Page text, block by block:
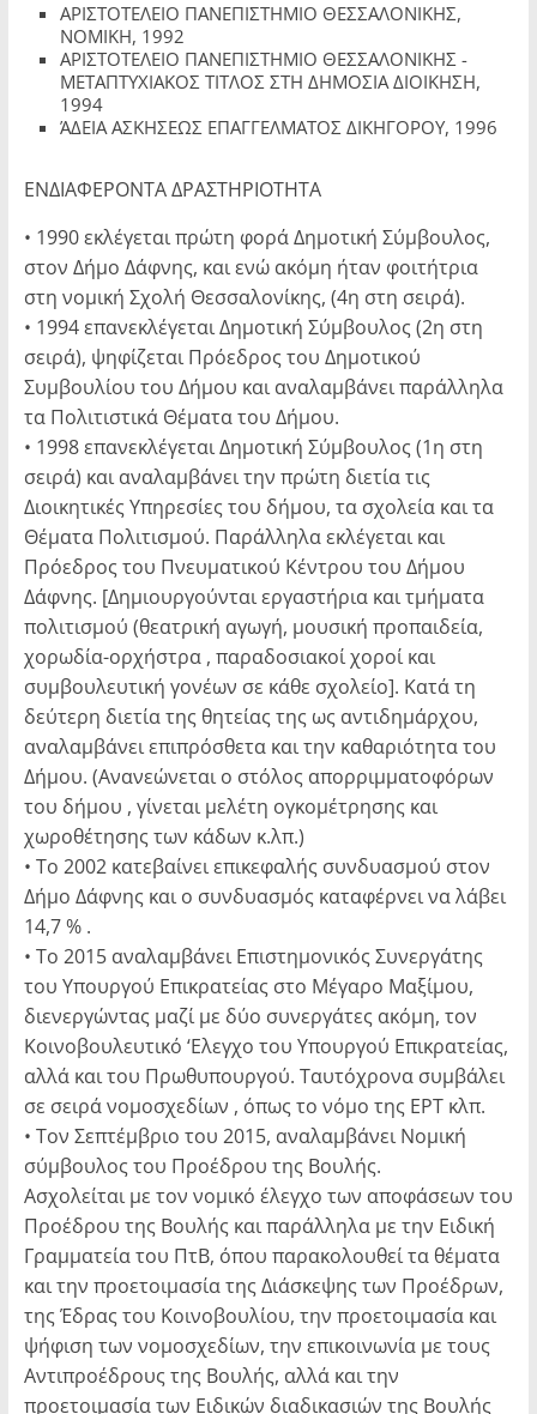
ΑΡΙΣΤΟΤΕΛΕΙΟ ΠΑΝΕΠΙΣΤΗΜΙΟ ΘΕΣΣΑΛΟΝΙΚΗΣ,
ΝΟΜΙΚΗ, 1992
ΑΡΙΣΤΟΤΕΛΕΙΟ ΠΑΝΕΠΙΣΤΗΜΙΟ ΘΕΣΣΑΛΟΝΙΚΗΣ -
ΜΕΤΑΠΤΥΧΙΑΚΟΣ ΤΙΤΛΟΣ ΣΤΗ ΔΗΜΟΣΙΑ ΔΙΟΙΚΗΣΗ,
1994
ΆΔΕΙΑ ΑΣΚΗΣΕΩΣ ΕΠΑΓΓΕΛΜΑΤΟΣ ΔΙΚΗΓΟΡΟΥ, 1996
ΕΝΔΙΑΦΕΡΟΝΤΑ ΔΡΑΣΤΗΡΙΟΤΗΤΑ
• 1990 εκλέγεται πρώτη φορά Δημοτική Σύμβουλος,
στον Δήμο Δάφνης, και ενώ ακόμη ήταν φοιτήτρια
στη νομική Σχολή Θεσσαλονίκης, (4η στη σειρά).
• 1994 επανεκλέγεται Δημοτική Σύμβουλος (2η στη
σειρά), ψηφίζεται Πρόεδρος του Δημοτικού
Συμβουλίου του Δήμου και αναλαμβάνει παράλληλα
τα Πολιτιστικά Θέματα του Δήμου.
• 1998 επανεκλέγεται Δημοτική Σύμβουλος (1η στη
σειρά) και αναλαμβάνει την πρώτη διετία τις
Διοικητικές Υπηρεσίες του δήμου, τα σχολεία και τα
Θέματα Πολιτισμού. Παράλληλα εκλέγεται και
Πρόεδρος του Πνευματικού Κέντρου του Δήμου
Δάφνης. [Δημιουργούνται εργαστήρια και τμήματα
πολιτισμού (θεατρική αγωγή, μουσική προπαιδεία,
χορωδία-ορχήστρα , παραδοσιακοί χοροί και
συμβουλευτική γονέων σε κάθε σχολείο]. Κατά τη
δεύτερη διετία της θητείας της ως αντιδημάρχου,
αναλαμβάνει επιπρόσθετα και την καθαριότητα του
Δήμου. (Ανανεώνεται ο στόλος απορριμματοφόρων
του δήμου , γίνεται μελέτη ογκομέτρησης και
χωροθέτησης των κάδων κ.λπ.)
• Το 2002 κατεβαίνει επικεφαλής συνδυασμού στον
Δήμο Δάφνης και ο συνδυασμός καταφέρνει να λάβει
14,7 % .
• Το 2015 αναλαμβάνει Επιστημονικός Συνεργάτης
του Υπουργού Επικρατείας στο Μέγαρο Μαξίμου,
διενεργώντας μαζί με δύο συνεργάτες ακόμη, τον
Κοινοβουλευτικό ‘Ελεγχο του Υπουργού Επικρατείας,
αλλά και του Πρωθυπουργού. Ταυτόχρονα συμβάλει
σε σειρά νομοσχεδίων , όπως το νόμο της ΕΡΤ κλπ.
• Τον Σεπτέμβριο του 2015, αναλαμβάνει Νομική
σύμβουλος του Προέδρου της Βουλής.
Ασχολείται με τον νομικό έλεγχο των αποφάσεων του
Προέδρου της Βουλής και παράλληλα με την Ειδική
Γραμματεία του ΠτΒ, όπου παρακολουθεί τα θέματα
και την προετοιμασία της Διάσκεψης των Προέδρων,
της Έδρας του Κοινοβουλίου, την προετοιμασία και
ψήφιση των νομοσχεδίων, την επικοινωνία με τους
Αντιπροέδρους της Βουλής, αλλά και την
προετοιμασία των Ειδικών διαδικασιών της Βουλής